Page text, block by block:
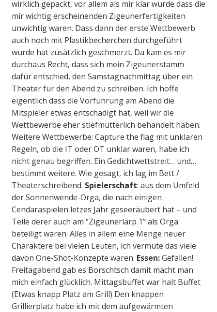
wirklich gepackt, vor allem als mir klar wurde dass die
mir wichtig erscheinenden Zigeunerfertigkeiten
unwichtig waren. Dass dann der erste Wettbewerb
auch noch mit Plastikbecherchen durchgeführt
wurde hat zusätzlich geschmerzt. Da kam es mir
durchaus Recht, dass sich mein Zigeunerstamm
dafür entschied, den Samstagnachmittag über ein
Theater für den Abend zu schreiben. Ich hoffe
eigentlich dass die Vorführung am Abend die
Mitspieler etwas entschädigt hat, weil wir die
Wettbewerbe eher stiefmütterlich behandelt haben.
Weitere Wettbewerbe: Capture the flag mit unklaren
Regeln, ob die IT oder OT unklar waren, habe ich
nicht genau begriffen. Ein Gedichtwettstreit… und…
bestimmt weitere. Wie gesagt, ich lag im Bett /
Theaterschreibend. Spielerschaft: aus dem Umfeld
der Sonnenwende-Orga, die nach einigen
Cendaraspielen letzes Jahr geseeräubert hat – und
Teile derer auch am “Zigeunerlarp 1” als Orga
beteiligt waren. Alles in allem eine Menge neuer
Charaktere bei vielen Leuten, ich vermute das viele
davon One-Shot-Konzepte waren. Essen:Gefallen!
Freitagabend gab es Borschtsch damit macht man
mich einfach glücklich. Mittagsbuffet war halt Buffet
(Etwas knapp Platz am Grill) Den knappen
Grillierplatz habe ich mit dem aufgewärmten